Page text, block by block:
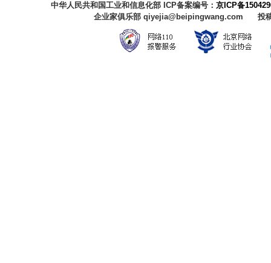
中华人民共和国工业和信息化部 ICP备案编号：京ICP备
企业家俱乐部 qiyejia@beipingwang.com